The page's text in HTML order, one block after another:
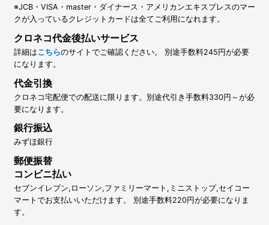
※JCB・VISA・master・ダイナース・アメリカンエキスプレスのマー
クが入っているクレジットカードは全てご利用になれます。
クロネコ代金後払いサービス
詳細はこちらのサイトでご確認ください。 別途手数料245円が必要
になります。
代金引換
クロネコ宅配便での配送に限ります。別途代引き手数料330円～が必
要になります。
銀行振込
みずほ銀行
郵便振替
コンビニ払い
セブンイレブン,ローソン,ファミリーマート,ミニストップ,セイコー
マートでお支払いいただけます。 別途手数料220円が必要になりま
す。